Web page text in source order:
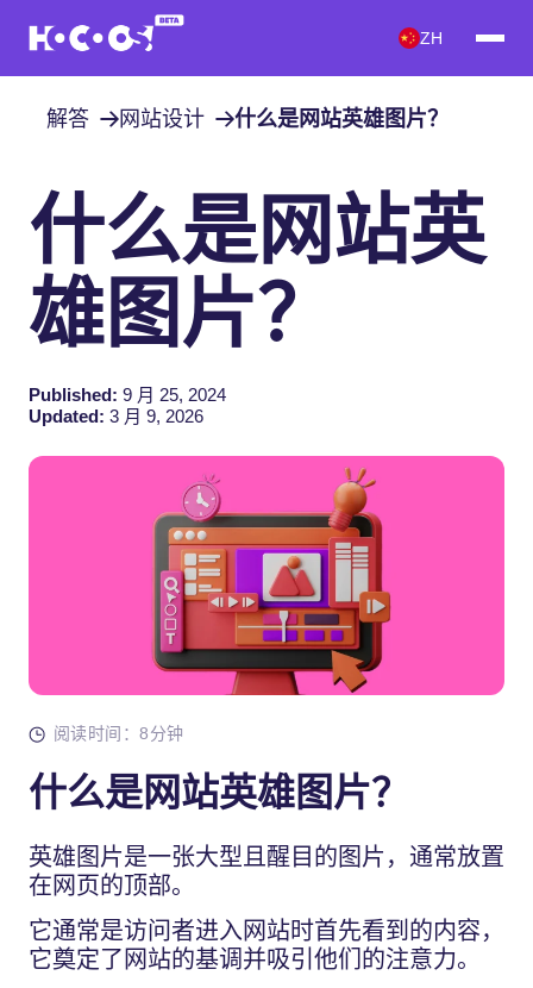
ZH
解答 网站设计 什么是网站英雄图片？
什么是网站英
雄图片？
Published: 9 月 25, 2024
Updated: 3 月 9, 2026
阅读时间：8分钟
什么是网站英雄图片？
英雄图片是一张大型且醒目的图片，通常放置
在网页的顶部。
它通常是访问者进入网站时首先看到的内容，
它奠定了网站的基调并吸引他们的注意力。